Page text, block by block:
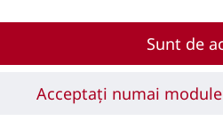
Sunt de
Acceptați numai